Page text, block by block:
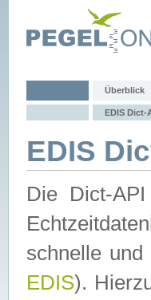
Überblick
EDIS Dict-
EDIS
Die Dict-
schnelle und
EDIS).